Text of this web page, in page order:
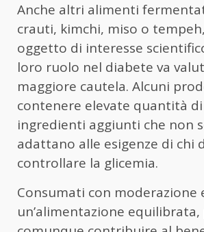
Anche altri alimenti
crauti, kimchi, miso o
oggetto di interesse
loro ruolo nel diabete va
maggiore cautela. Alcuni
contenere elevate quantità di
ingredienti aggiunti che non
adattano alle esigenze di chi
controllare la glicemia.
Consumati con moderazione
un’alimentazione equilibrata,